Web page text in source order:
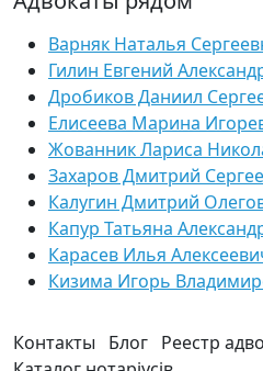
Варняк Наталья
Гилин Евгений
Дробиков Даниил
Елисеева Марина
Жованник Лариса
Захаров Дмитрий
Калугин Дмитрий
Капур Татьяна
Карасев Илья
Кизима Игорь
Контакты Блог Реестр